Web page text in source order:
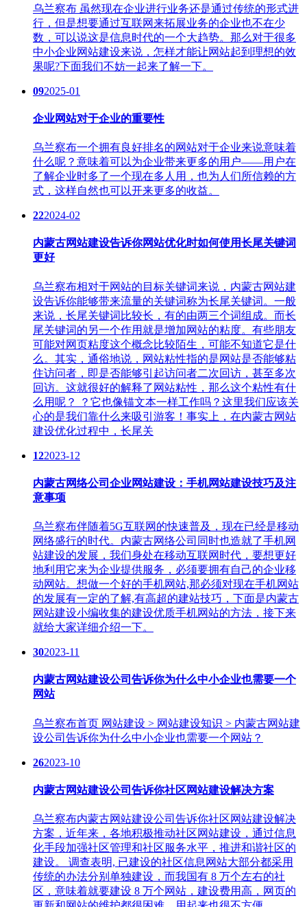
乌兰察布 虽然现在企业进行业务还是通过传统的形式进
行，但是想要通过互联网来拓展业务的企业也不在少
数，可以说这是信息时代的一个大趋势。那么对于很多
中小企业网站建设来说，怎样才能让网站起到理想的效
果呢?下面我们不妨一起来了解一下。
092025-01
企业网站对于企业的重要性
乌兰察布一个拥有良好排名的网站对于企业来说意味着
什么呢？意味着可以为企业带来更多的用户——用户在
了解企业时多了一个现在多人用，也为人们所信赖的方
式，这样自然也可以开来更多的收益。
222024-02
内蒙古网站建设告诉你网站优化时如何使用长尾关键词
更好
乌兰察布相对于网站的目标关键词来说，内蒙古网站建
设​告诉你能够带来流量的关键词称为长尾关键词。一般
来说，长尾关键词比较长，有的由两三个词组成。而长
尾关键词的另一个作用就是增加网站的粘度。有些朋友
可能对网页粘度这个概念比较陌生，可能不知道它是什
么。其实，通俗地说，网站粘性指的是网站是否能够粘
住访问者，即是否能够引起访问者二次回访，甚至多次
回访。这就很好的解释了网站粘性，那么这个粘性有什
么用呢？ ？它也像锚文本一样工作吗？这里我们应该关
心的是我们靠什么来吸引游客！事实上，在内蒙古网站
建设优化过程中，长尾关
122023-12
内蒙古网络公司企业网站建设：手机网站建设技巧及注
意事项
乌兰察布伴随着5G互联网的快速普及，现在已经是移动
网络盛行的时代。内蒙古网络公司​同时也造就了手机网
站建设的发展，我们身处在移动互联网时代，要想更好
地利用它来为企业提供服务，必须要拥有自己的企业移
动网站。想做一个好的手机网站,那必须对现在手机网站
的发展有一定的了解,有高超的建站技巧，下面是内蒙古
网站建设小编收集的建设优质手机网站的方法，接下来
就给大家详细介绍一下。
302023-11
内蒙古网站建设公司告诉你为什么中小企业也需要一个
网站
乌兰察布​首页 网站建设 > 网站建设知识 > 内蒙古网站建
设公司告诉你为什么中小企业也需要一个网站？
262023-10
内蒙古网站建设公司告诉你社区网站建设解决方案
乌兰察布内蒙古网站建设公司告诉你社区网站建设解决
方案，近年来，各地积极推动社区网站建设，通过信息
化手段加强社区管理和社区服务水平，推进和谐社区的
建设。 调查表明, 已建设的社区信息网站大部分都采用
传统的办法分别单独建设，而我国有 8 万个左右的社
区，意味着就要建设 8 万个网站，建设费用高，网页的